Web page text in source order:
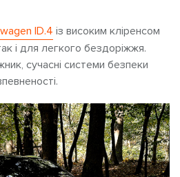
ID.4 із високим кліренсом
і для легкого бездоріжжя.
сучасні системи безпеки